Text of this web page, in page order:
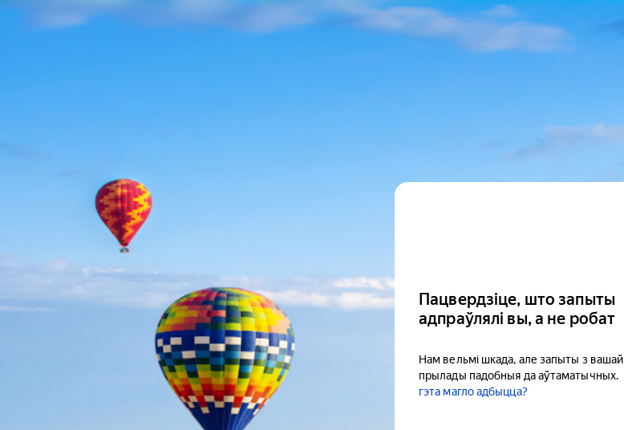
Пацвердзіце, што запыты
адпраўлялі вы, а не робат
Нам вельмі шкада, але запыты з вашай
прылады падобныя да аўтаматычных.
гэта магло адбыцца?